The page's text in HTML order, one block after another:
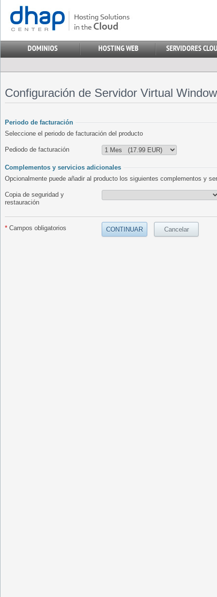
Configuración de Servidor Virtual
Periodo de facturación
Seleccione el periodo de facturación del producto
Pediodo de facturación
Complementos y servicios adicionales
Opcionalmente puede añadir al producto los siguientes complementos y
Copia de seguridad y
restauración
* Campos obligatorios CONTINUAR Cancelar